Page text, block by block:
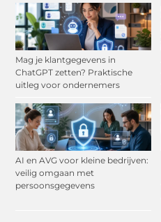
Mag je klantgegevens in
ChatGPT zetten? Praktische
uitleg voor ondernemers
AI en AVG voor kleine bedrijven:
veilig omgaan met
persoonsgegevens